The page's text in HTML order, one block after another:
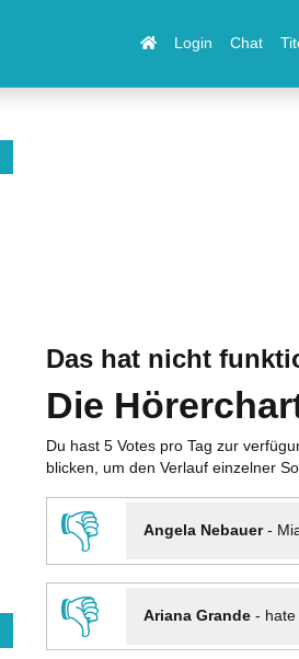
Login Chat
Das hat nicht
Die
Du hast 5 Votes pro Tag zur
blicken, um den Verlauf einzelner
👎 Angela Nebauer-
👎
Ariana Grande-